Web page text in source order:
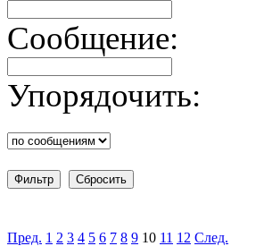
Сообщение:
Упорядочить:
Пред. 1 2 3 4 5 6 7 8 9 10 11 12 След.